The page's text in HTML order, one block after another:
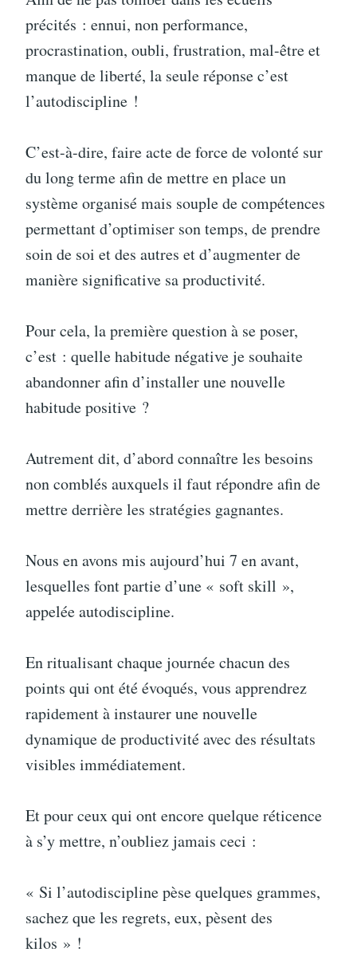
précités : ennui, non performance,
procrastination, oubli, frustration, mal-être et
manque de liberté, la seule réponse c’est
l’autodiscipline !
C’est-à-dire, faire acte de force de volonté sur
du long terme afin de mettre en place un
système organisé mais souple de compétences
permettant d’optimiser son temps, de prendre
soin de soi et des autres et d’augmenter de
manière significative sa productivité.
Pour cela, la première question à se poser,
c’est : quelle habitude négative je souhaite
abandonner afin d’installer une nouvelle
habitude positive ?
Autrement dit, d’abord connaître les besoins
non comblés auxquels il faut répondre afin de
mettre derrière les stratégies gagnantes.
Nous en avons mis aujourd’hui 7 en avant,
lesquelles font partie d’une « soft skill »,
appelée autodiscipline.
En ritualisant chaque journée chacun des
points qui ont été évoqués, vous apprendrez
rapidement à instaurer une nouvelle
dynamique de productivité avec des résultats
visibles immédiatement.
Et pour ceux qui ont encore quelque réticence
à s’y mettre, n’oubliez jamais ceci :
« Si l’autodiscipline pèse quelques grammes,
sachez que les regrets, eux, pèsent des
kilos » !